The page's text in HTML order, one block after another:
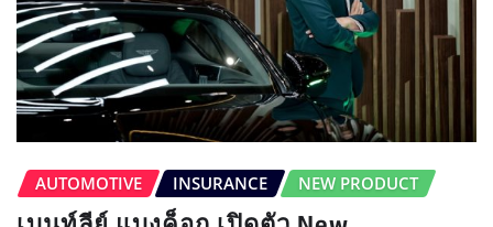
AUTOMOTIVE INSURANCE NEW PRODUCT